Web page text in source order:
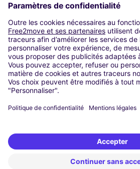
Paris
Madrid
Washington DC
Milan
Rome
Turin
Vienne
Berlin
Düsseldorf